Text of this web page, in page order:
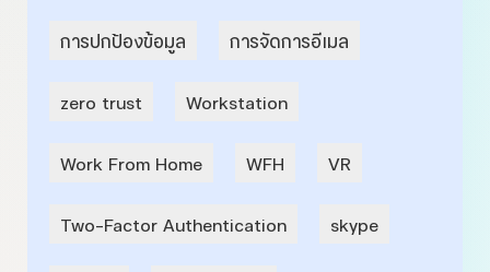
การปกป้องข้อมูล การจัดการอีเมล
zero trust Workstation
Work From Home WFH VR
Two-Factor Authentication skype